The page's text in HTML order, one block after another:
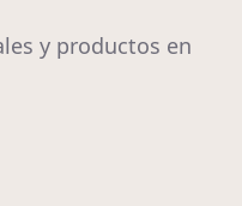
y productos en